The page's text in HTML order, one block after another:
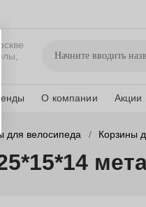
О компании Акции
для велосипеда Корзины